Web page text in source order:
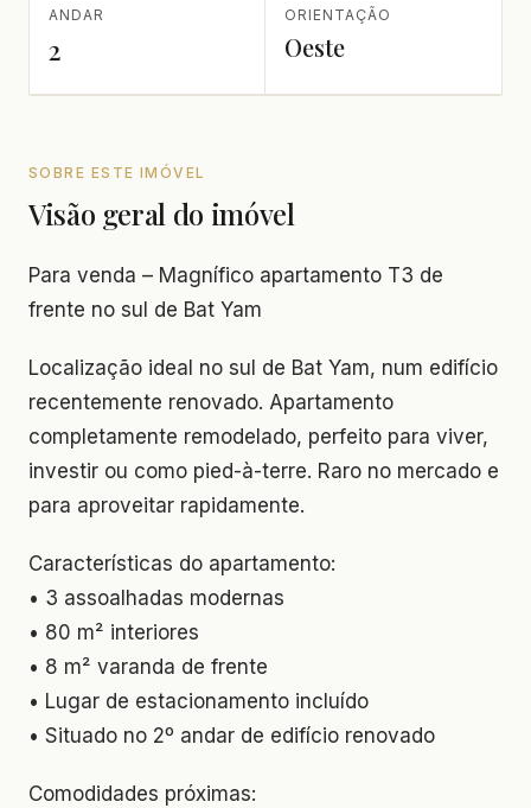
ANDAR
2
ORIENTAÇÃO
Oeste
SOBRE ESTE IMÓVEL
Visão geral do imóvel
Para venda – Magnífico apartamento T3 de
frente no sul de Bat Yam
Localização ideal no sul de Bat Yam, num edifício
recentemente renovado. Apartamento
completamente remodelado, perfeito para viver,
investir ou como pied-à-terre. Raro no mercado e
para aproveitar rapidamente.
Características do apartamento:
• 3 assoalhadas modernas
• 80 m² interiores
• 8 m² varanda de frente
• Lugar de estacionamento incluído
• Situado no 2º andar de edifício renovado
Comodidades próximas: